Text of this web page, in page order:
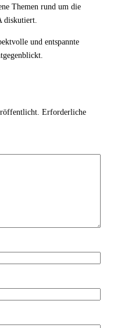
Themen rund um die
diskutiert.
und entspannte
Erforderliche